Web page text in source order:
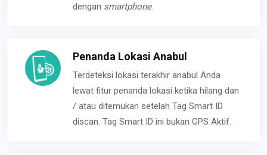
dengan smartphone.
Penanda Lokasi Anabul
Terdeteksi lokasi terakhir anabul Anda
lewat fitur penanda lokasi ketika hilang dan
/ atau ditemukan setelah Tag Smart ID
discan. Tag Smart ID ini bukan GPS Aktif.